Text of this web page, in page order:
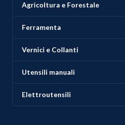
Agricoltura e Forestale
Ferramenta
Vernici e Collanti
Utensili manuali
Elettroutensili